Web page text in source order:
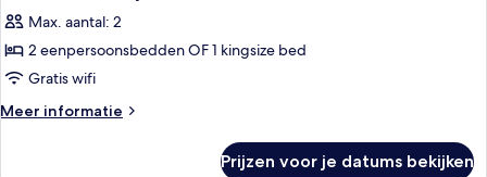
voor
Rover
Room,
Staycation
Max. aantal: 2
2 eenpersoonsbedden OF 1 kingsize bed
Gratis wifi
Meer informatie
Meer
Prijzen voor je datums bekijken